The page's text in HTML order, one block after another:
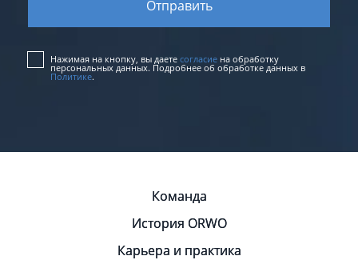
Нажимая на кнопку, вы даете согласие на обработку
персональных данных. Подробнее об обработке данных в
Политике.
Команда
История ORWO
Карьера и практика